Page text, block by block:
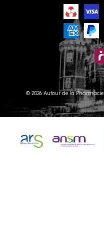
© 2026 Autour de la Pharmacie